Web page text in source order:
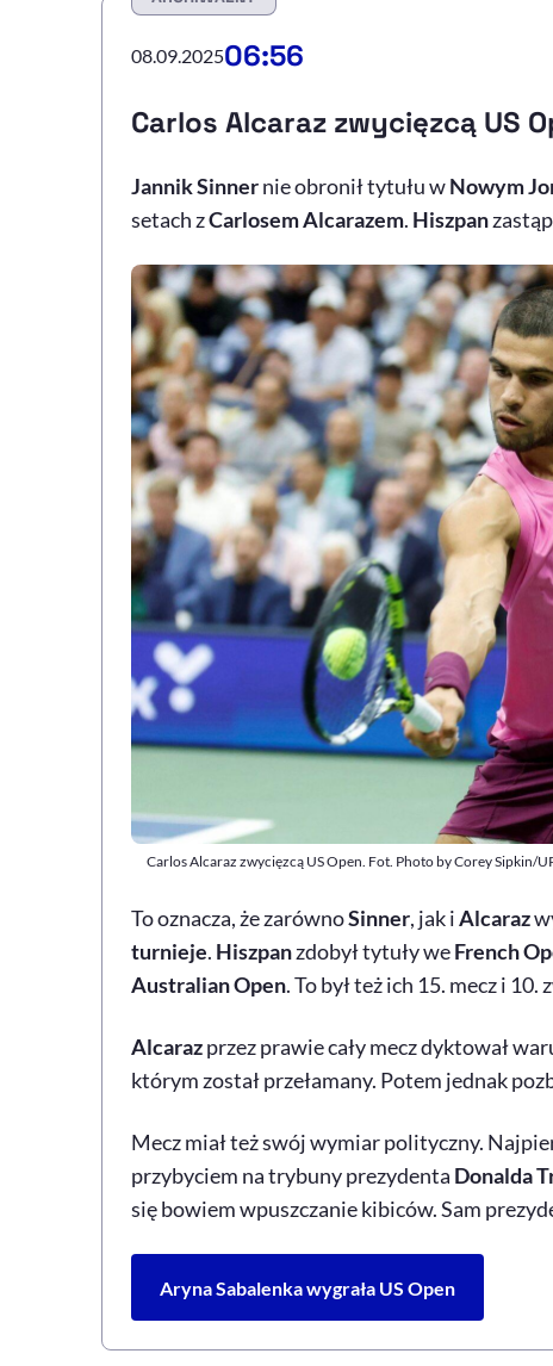
08.09.202506:56
Carlos Alcaraz zwycięzcą US
Jannik Sinnernie obronił tytułu wNowym
setach zCarlosem Alcarazem. Hiszpan
Carlos Alcaraz zwycięzcą US Open. Fot. Photo by Corey Sipkin/
To oznacza, że zarównoSinner, jak iAlcaraz
turnieje. Hiszpanzdobył tytuły weFrench
Australian Open. To był też ich 15. mecz i
Alcarazprzez prawie cały mecz dyktował
którym został przełamany. Potem jednak
Mecz miał też swój wymiar polityczny.
przybyciem na trybuny prezydenta Donalda
się bowiem wpuszczanie kibiców. Sam
Aryna Sabalenka wygrała US Open